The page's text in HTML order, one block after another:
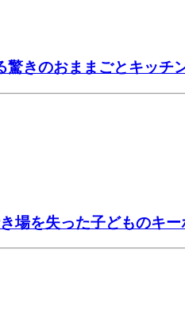
驚きのおままごとキッチ
場を失った子どものキ